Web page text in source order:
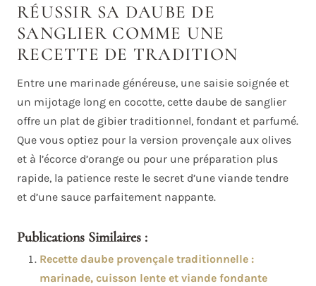
RÉUSSIR SA DAUBE DE
SANGLIER COMME UNE
RECETTE DE TRADITION
Entre une marinade généreuse, une saisie soignée et
un mijotage long en cocotte, cette daube de sanglier
offre un plat de gibier traditionnel, fondant et parfumé.
Que vous optiez pour la version provençale aux olives
et à l’écorce d’orange ou pour une préparation plus
rapide, la patience reste le secret d’une viande tendre
et d’une sauce parfaitement nappante.
Publications Similaires :
Recette daube provençale traditionnelle :
marinade, cuisson lente et viande fondante